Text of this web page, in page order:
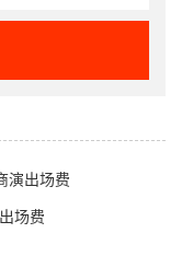
演出场费
场费